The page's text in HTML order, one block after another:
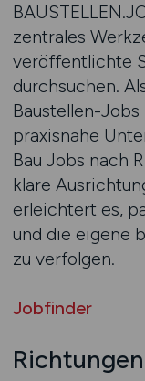
zentrales
veröffentlichte
durchsuchen.
Baustellen-
praxisnahe
Bau Jobs nach
klare
erleichtert es,
und die eigene
zu verfolgen.
Jobfinder